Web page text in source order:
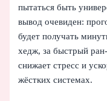
пытаться быть
вывод очевиден:
будет получать
хедж, за быстрый
снижает стресс и
жёстких системах.